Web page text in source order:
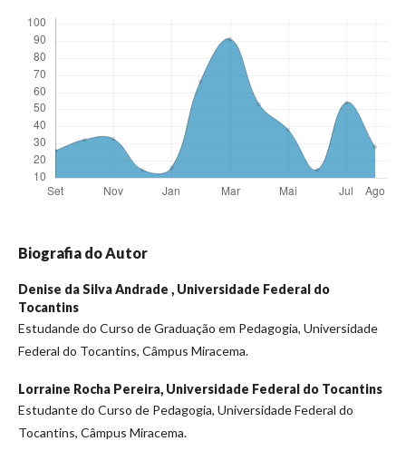
Biografia do Autor
Denise da Silva Andrade , Universidade Federal do
Tocantins
Estudande do Curso de Graduação em Pedagogia, Universidade
Federal do Tocantins, Câmpus Miracema.
Lorraine Rocha Pereira, Universidade Federal do Tocantins
Estudante do Curso de Pedagogia, Universidade Federal do
Tocantins, Câmpus Miracema.